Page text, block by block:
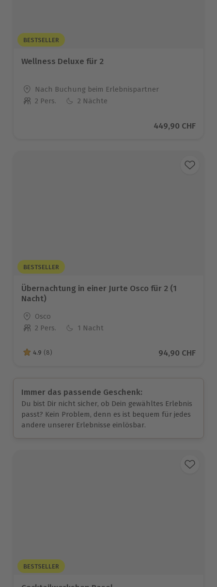
BESTSELLER
Wellness Deluxe für 2
Standort
Nach Buchung beim Erlebnispartner
Anzahl der Teilnehmer
2 Pers. 2 Nächte
Aktueller Preis
449,90 CHF
BESTSELLER
Übernachtung in einer Jurte Osco für 2 (1
Nacht)
Standort
Osco
Anzahl der Teilnehmer
2 Pers. 1 Nacht
4.9 von 5 Sternen basierend auf 8 Bewertungen
4.9 (8) Aktueller Preis
94,90 CHF
Immer das passende Geschenk:
Du bist Dir nicht sicher, ob Dein gewähltes Erlebnis
passt? Kein Problem, denn es ist bequem für jedes
andere unserer Erlebnisse einlösbar.
BESTSELLER